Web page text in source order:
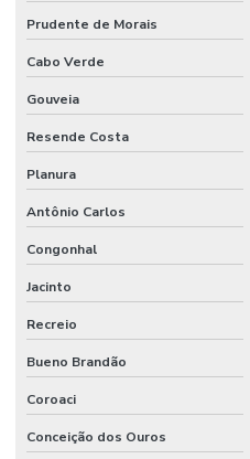
Prudente de Morais
Cabo Verde
Gouveia
Resende Costa
Planura
Antônio Carlos
Congonhal
Jacinto
Recreio
Bueno Brandão
Coroaci
Conceição dos Ouros